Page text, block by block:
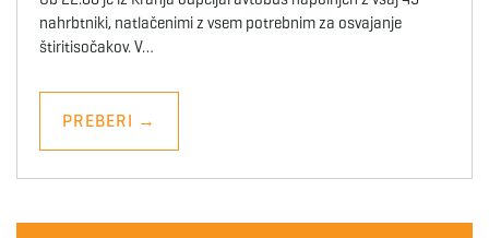
nahrbtniki, natlačenimi z vsem potrebnim za osvajanje
štiritisočakov. V…
PREBERI →